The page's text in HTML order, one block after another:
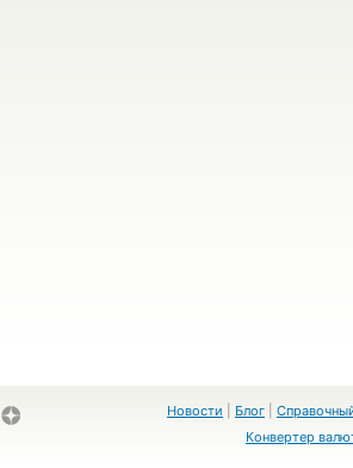
Новости Блог
Конвертер